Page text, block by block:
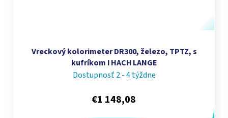
Vreckový kolorimeter DR300, železo, TPTZ, s
kufríkom I HACH LANGE
Dostupnosť 2 - 4 týždne
€1 148,08